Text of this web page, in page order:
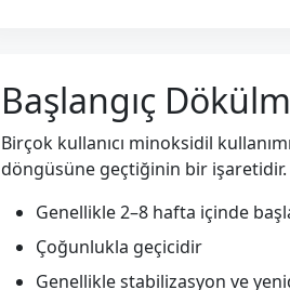
Başlangıç
Birçok kullanıcı minoksidil
döngüsüne geçtiğinin bir işaretidir.
Genellikle 2–8 hafta içinde
Çoğunlukla geçicidir
Genellikle stabilizasyon ve